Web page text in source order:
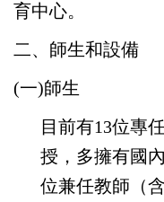
育中心。
二、師生和設備
(一)師生
目前有13位專
授，多擁有國
位兼任教師（